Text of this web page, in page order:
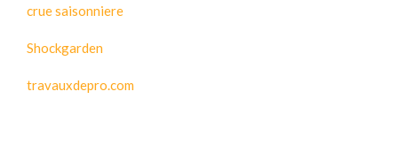
crue saisonniere
Shockgarden
travauxdepro.com